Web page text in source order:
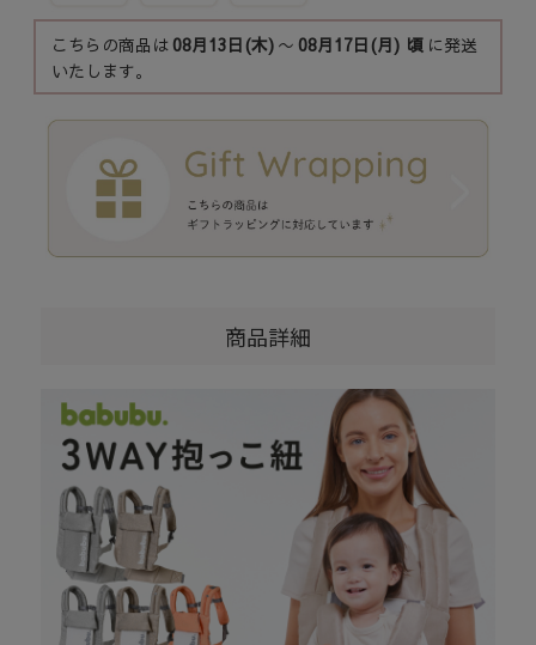
こちらの商品は08月13日(木) 〜 08月17日(月) 頃 に発送
いたします。
商品詳細